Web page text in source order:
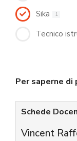
Sika 1
Tecnico
Per saperne di
Schede
Vincent